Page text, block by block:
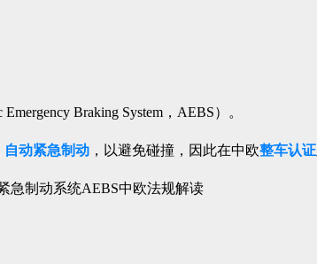
Braking System，AEBS）。
自动紧急制动 ，以避免碰撞，因此在中欧整车认证